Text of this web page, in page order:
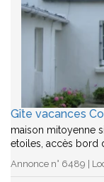
Gîte vacances
maison mitoyenne
etoiles, accès bord
Annonce n° 6489 |